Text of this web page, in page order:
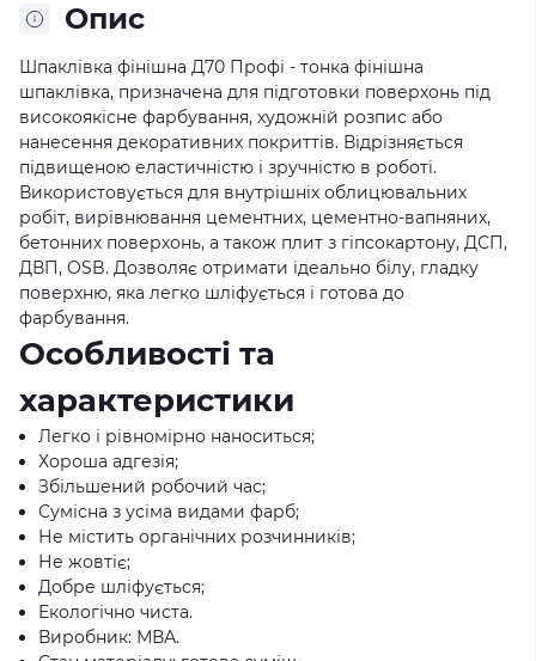
Опис
Шпаклівка фінішна Д70 Профі - тонка фінішна
шпаклівка, призначена для підготовки поверхонь під
високоякісне фарбування, художній розпис або
нанесення декоративних покриттів. Відрізняється
підвищеною еластичністю і зручністю в роботі.
Використовується для внутрішніх облицювальних
робіт, вирівнювання цементних, цементно-вапняних,
бетонних поверхонь, а також плит з гіпсокартону, ДСП,
ДВП, OSB. Дозволяє отримати ідеально білу, гладку
поверхню, яка легко шліфується і готова до
фарбування.
Особливості та
характеристики
Легко і рівномірно наноситься;
Хороша адгезія;
Збільшений робочий час;
Сумісна з усіма видами фарб;
Не містить органічних розчинників;
Не жовтіє;
Добре шліфується;
Екологічно чиста.
Виробник: МВА.